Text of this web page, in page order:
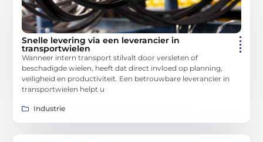
Snelle levering via een leverancier in
transportwielen
Wanneer intern transport stilvalt door versleten of
beschadigde wielen, heeft dat direct invloed op planning,
veiligheid en productiviteit. Een betrouwbare leverancier in
transportwielen helpt u
Industrie